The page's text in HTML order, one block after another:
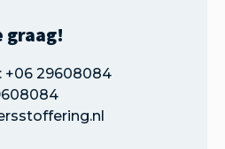
graag!
+06 29608084